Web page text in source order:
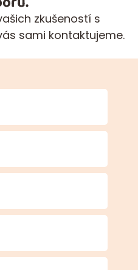
zkušeností s
sami kontaktujeme.